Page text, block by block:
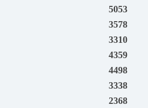
5053
3578
3310
4359
4498
3338
2368